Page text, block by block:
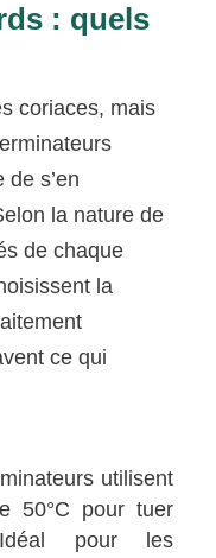
: quels
coriaces, mais
s’en
la nature de
de chaque
la
ce qui
utilisent
50°C pour tuer
pour les